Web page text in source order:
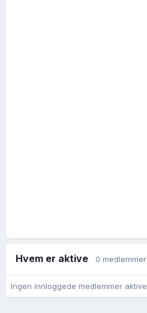
Hvem er aktive 0 medlemmer
Ingen innloggede medlemmer aktive